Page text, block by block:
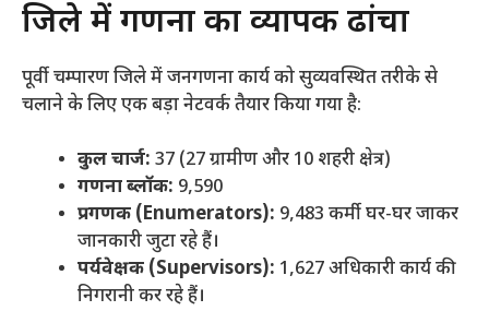
​जिले में गणना का व्यापक ढांचा
​पूर्वी चम्पारण जिले में जनगणना कार्य को सुव्यवस्थित तरीके से
चलाने के लिए एक बड़ा नेटवर्क तैयार किया गया है:
कुल चार्ज: 37 (27 ग्रामीण और 10 शहरी क्षेत्र)
गणना ब्लॉक: 9,590
प्रगणक (Enumerators): 9,483 कर्मी घर-घर जाकर
जानकारी जुटा रहे हैं।
पर्यवेक्षक (Supervisors): 1,627 अधिकारी कार्य की
निगरानी कर रहे हैं।